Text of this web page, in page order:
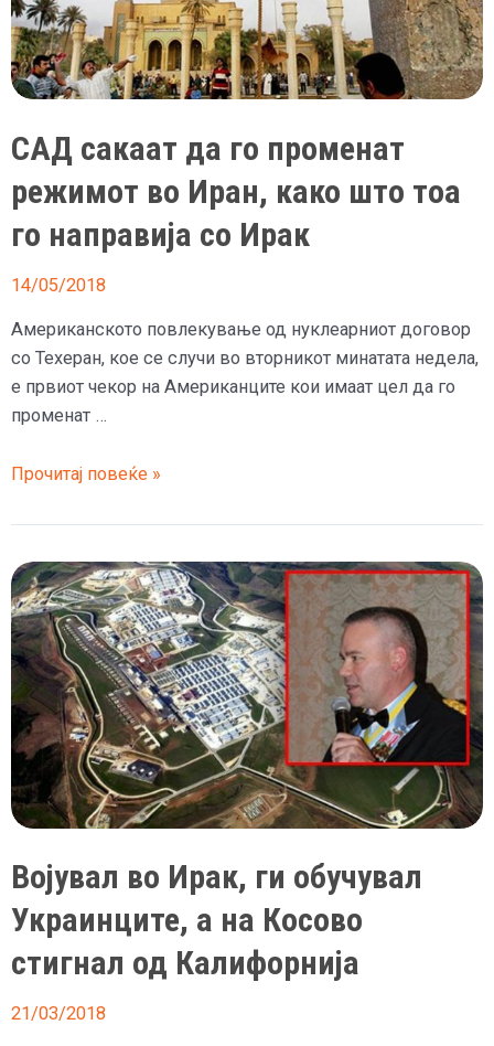
САД сакаат да го променат
режимот во Иран, како што тоа
го направија со Ирак
14/05/2018
Американското повлекување од нуклеарниот договор
со Техеран, кое се случи во вторникот минатата недела,
е првиот чекор на Американците кои имаат цел да го
променат …
САД
да
го
променат
режимот
во
Иран,
како
што
тоа
го
направија
Ирак
Прочитај повеќе »
Војувал во Ирак, ги обучувал
Украинците, а на Косово
стигнал од Калифорнија
21/03/2018